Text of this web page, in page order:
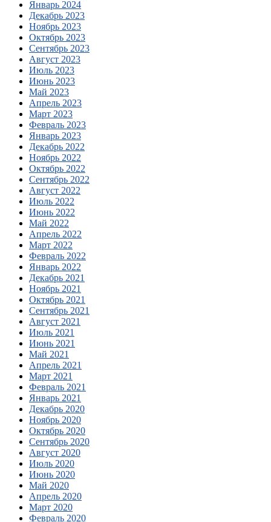
Январь 2024
Декабрь 2023
Ноябрь 2023
Октябрь 2023
Сентябрь 2023
Август 2023
Июль 2023
Июнь 2023
Май 2023
Апрель 2023
Март 2023
Февраль 2023
Январь 2023
Декабрь 2022
Ноябрь 2022
Октябрь 2022
Сентябрь 2022
Август 2022
Июль 2022
Июнь 2022
Май 2022
Апрель 2022
Март 2022
Февраль 2022
Январь 2022
Декабрь 2021
Ноябрь 2021
Октябрь 2021
Сентябрь 2021
Август 2021
Июль 2021
Июнь 2021
Май 2021
Апрель 2021
Март 2021
Февраль 2021
Январь 2021
Декабрь 2020
Ноябрь 2020
Октябрь 2020
Сентябрь 2020
Август 2020
Июль 2020
Июнь 2020
Май 2020
Апрель 2020
Март 2020
Февраль 2020